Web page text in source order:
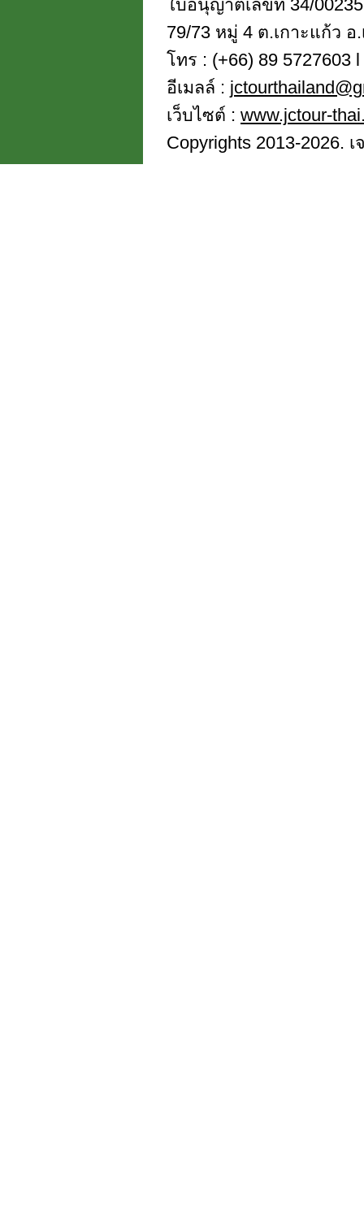
ใบอนุญาตเลขที่ 34/
79/73 หมู่ 4 ต.เกาะแก้ว อ
โทร : (+66) 89 5727603
อีเมลล์ :
เว็บไซต์ : www.jctour-
Copyrights 2013-2026.